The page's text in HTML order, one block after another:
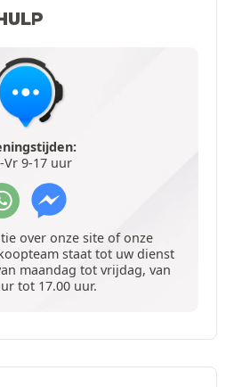
Vr 9-17 uur
over onze site of onze
staat tot uw dienst
maandag tot vrijdag, van
tot 17.00 uur.